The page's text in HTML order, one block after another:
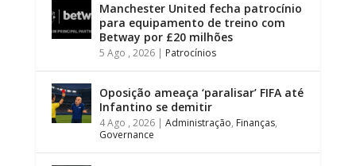
Manchester United fecha patrocínio
para equipamento de treino com
Betway por £20 milhões
5 Ago , 2026| Patrocínios
Oposição ameaça ‘paralisar’ FIFA até
Infantino se demitir
4 Ago , 2026| Administração, Finanças,
Governance